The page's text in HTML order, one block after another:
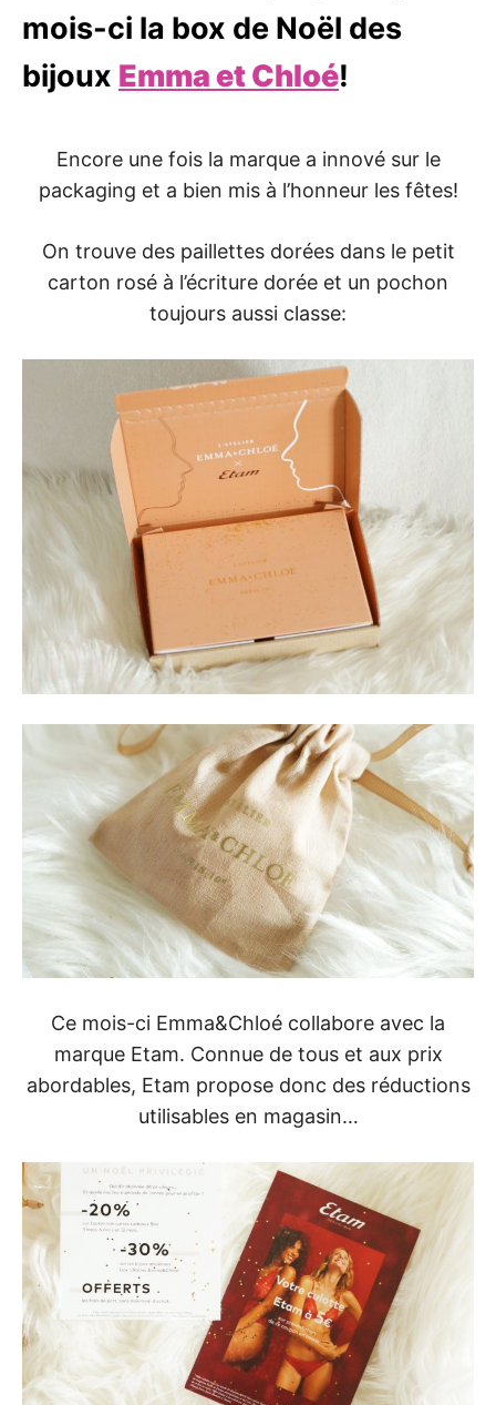
mois-ci la box de Noël des
bijoux Emma et Chloé!
Encore une fois la marque a innové sur le
packaging et a bien mis à l’honneur les fêtes!
On trouve des paillettes dorées dans le petit
carton rosé à l’écriture dorée et un pochon
toujours aussi classe:
Ce mois-ci Emma&Chloé collabore avec la
marque Etam. Connue de tous et aux prix
abordables, Etam propose donc des réductions
utilisables en magasin…